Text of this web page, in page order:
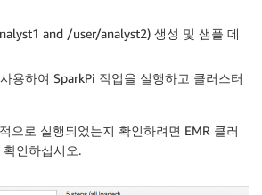
and /user/analyst2) 생성 및 샘플 데
용하여 SparkPi 작업을 실행하고 클러스터
으로 실행되었는지 확인하려면 EMR 클러
인하십시오.